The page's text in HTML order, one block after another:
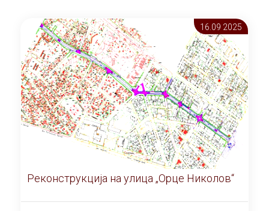
16.09 2025
Реконструкција на улица „Орце Николов“